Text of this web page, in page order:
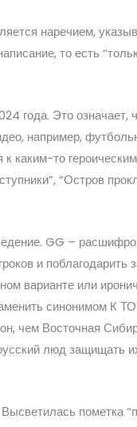
наречием,
то есть
года. Это означает,
например,
каким-то
“Остров
GG –
и
варианте или
синонимом К
чем Восточная
люд защищать
пометка